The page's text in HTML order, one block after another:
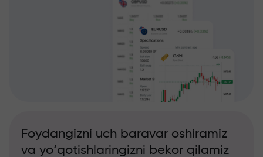
Foydangizni uch baravar oshiramiz
va yo‘qotishlaringizni bekor qilamiz